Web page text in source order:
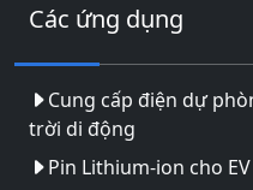
Các ứng dụng
Cung cấp điện dự
trời di động
Pin Lithium-ion cho EV